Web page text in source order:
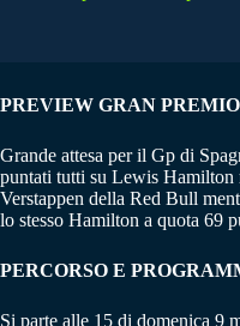
PREVIEW GRAN
Grande attesa per il Gp di
puntati tutti su Lewis Hamilton
Verstappen della Red Bull
lo stesso Hamilton a quota 69
PERCORSO E
Si parte alle 15 di domenica 9